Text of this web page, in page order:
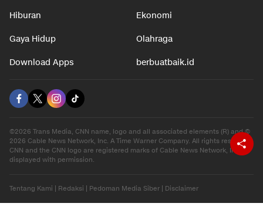
Hiburan Ekonomi
Gaya Hidup Olahraga
Download Apps berbuatbaik.id
©2026 Trans Media, CNN name, logo and all associated elements (R) and ©
2026 Cable News Network, Inc. A Time Warner Company. All rights reserved.
CNN and the CNN logo are registered marks of Cable News Network, Inc.,
displayed with permission.
Tentang Kami Redaksi Pedoman Media Siber Disclaimer